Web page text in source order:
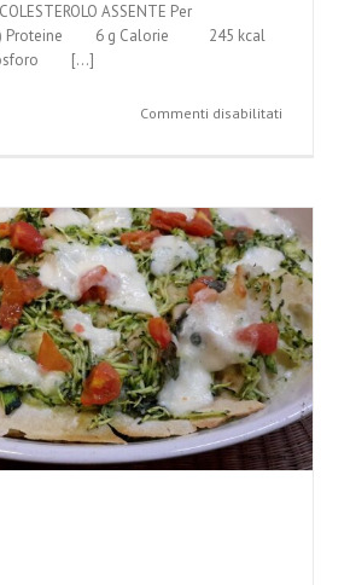
ASSENTE Per
4) Proteine 6 g Calorie 245 kcal
[...]
Commenti disabilitati